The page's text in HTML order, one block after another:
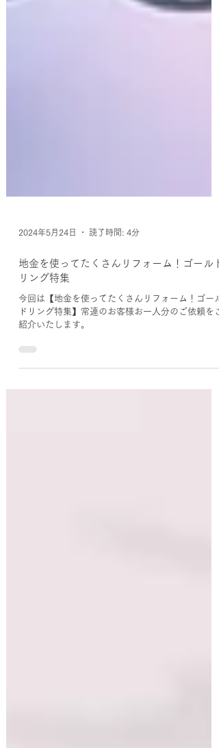
2024年5月24日 読了時間: 4分
地金を使ってたくさんリフォーム！ゴールド
リング特集
今回は【地金を使ってたくさんリフォーム！ゴール
紹介いたします。